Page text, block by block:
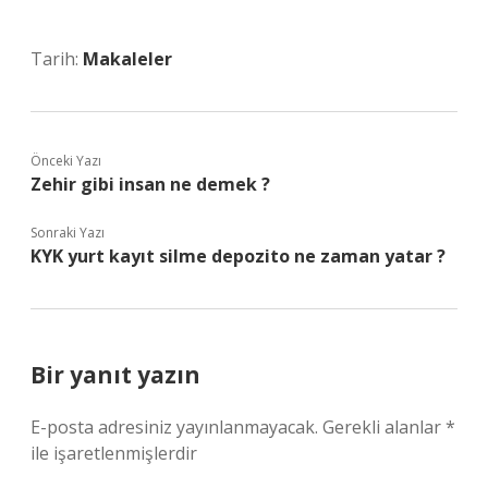
Tarih: Makaleler
Önceki Yazı
Zehir gibi insan ne demek ?
Sonraki Yazı
KYK yurt kayıt silme depozito ne zaman yatar ?
Bir yanıt yazın
E-posta adresiniz yayınlanmayacak. Gerekli alanlar*
ile işaretlenmişlerdir